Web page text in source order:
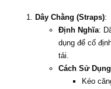
Dây Chằng (Straps):
Định Nghĩa:
dụng để cố
tải.
Cách Sử Dụng
Kéo